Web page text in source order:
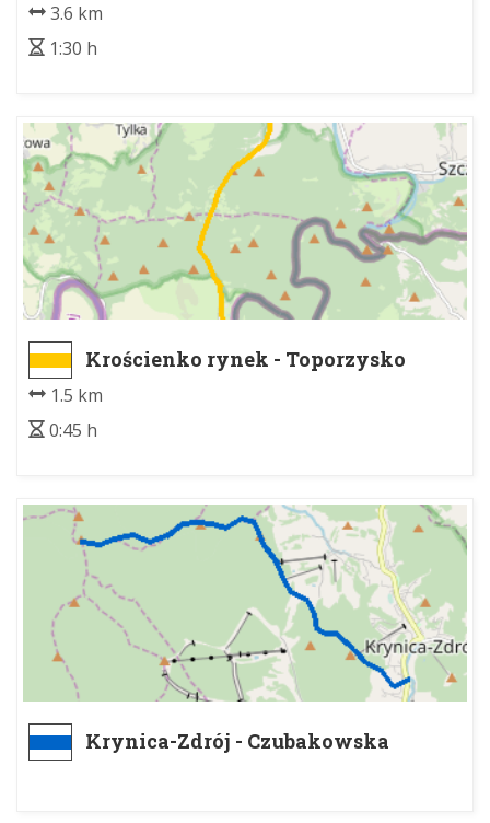
3.6 km
1:30 h
Krościenko rynek - Toporzysko
1.5 km
0:45 h
Krynica-Zdrój - Czubakowska